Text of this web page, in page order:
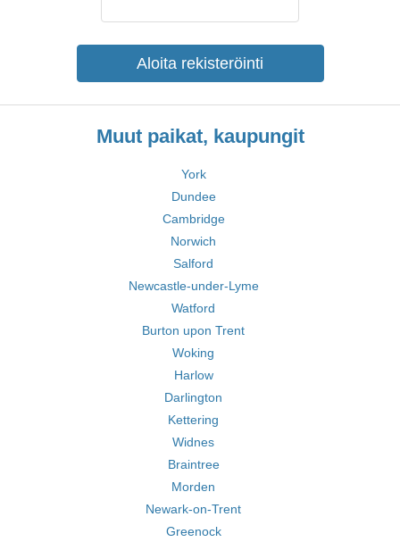
Aloita rekisteröinti
Muut paikat, kaupungit
York
Dundee
Cambridge
Norwich
Salford
Newcastle-under-Lyme
Watford
Burton upon Trent
Woking
Harlow
Darlington
Kettering
Widnes
Braintree
Morden
Newark-on-Trent
Greenock